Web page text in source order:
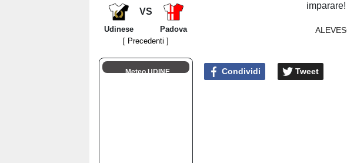
VS
Udinese
Padova
[ Precedenti ]
Meteo UDINE
imparare!
Condividi Tweet